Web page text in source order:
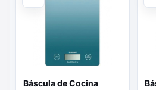
Báscula de Cocina